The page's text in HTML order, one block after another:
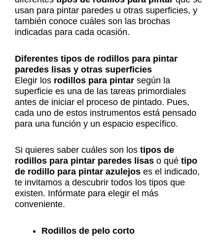
usan para pintar paredes u otras superficies, y
también conoce cuáles son las brochas
indicadas para cada ocasión.
Diferentes tipos de rodillos para pintar
paredes lisas y otras superficies
Elegir los rodillos para pintar según la
superficie es una de las tareas primordiales
antes de iniciar el proceso de pintado. Pues,
cada uno de estos instrumentos está pensado
para una función y un espacio específico.
Si quieres saber cuáles son los tipos de
rodillos para pintar paredes lisas o qué tipo
de rodillo para pintar azulejos es el indicado,
te invitamos a descubrir todos los tipos que
existen. Infórmate para elegir el más
conveniente.
Rodillos de pelo corto